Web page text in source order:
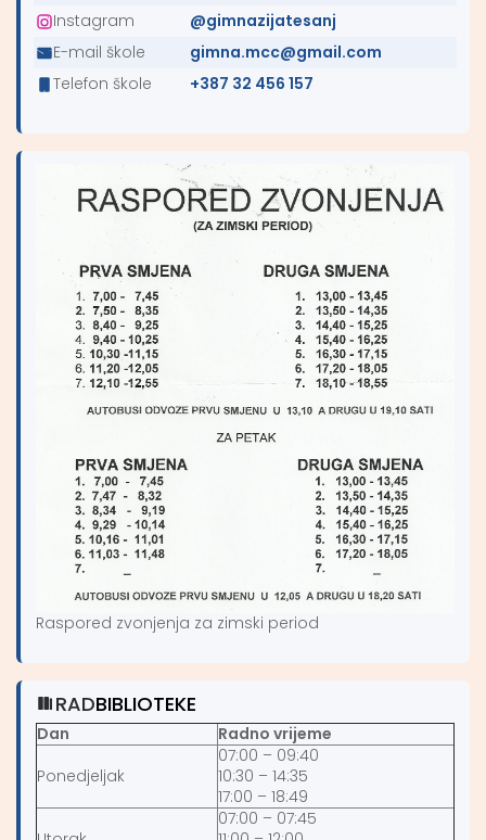
Instagram
@gimnazijatesanj
E-mail škole
gimna.mcc@gmail.com
Telefon škole
+387 32 456 157
Raspored zvonjenja za zimski period
RADBIBLIOTEKE
Dan
Radno vrijeme
Ponedjeljak
07:00 – 09:40
10:30 – 14:35
17:00 – 18:49
07:00 – 07:45